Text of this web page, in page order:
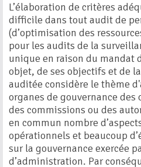
L’élaboration de critères
difficile dans tout audit de
(d’optimisation des
pour les audits de la
unique en raison du mandat
objet, de ses objectifs et de
auditée considère le thème
organes de gouvernance
des commissions ou des
en commun nombre
opérationnels et beaucoup
sur la gouvernance exercée
d’administration. Par